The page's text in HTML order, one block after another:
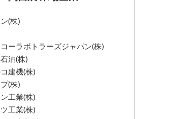
(株)
ーラボトラーズジャパン(株)
油(株)
建機(株)
(株)
工業(株)
工業(株)